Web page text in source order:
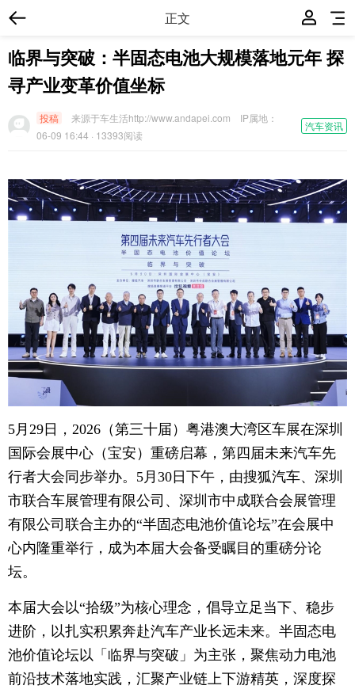
正文
临界与突破：半固态电池大规模落地元年 探
寻产业变革价值坐标
汽车资讯
投稿 来源于车生活http://www.andapei.com
IP属地：
06-09 16:44 · 13393阅读
5月29日，2026（第三十届）粤港澳大湾区车展在深圳
国际会展中心（宝安）重磅启幕，第四届未来汽车先
行者大会同步举办。5月30日下午，由搜狐汽车、深圳
市联合车展管理有限公司、深圳市中成联合会展管理
有限公司联合主办的“半固态电池价值论坛”在会展中
心内隆重举行，成为本届大会备受瞩目的重磅分论
坛。
本届大会以“拾级”为核心理念，倡导立足当下、稳步
进阶，以扎实积累奔赴汽车产业长远未来。半固态电
池价值论坛以「临界与突破」为主张，聚焦动力电池
前沿技术落地实践，汇聚产业链上下游精英，深度探